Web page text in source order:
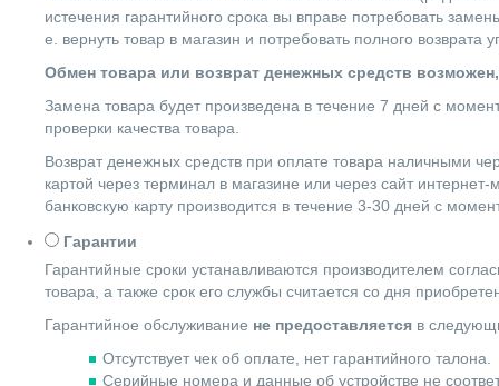
истечения гарантийного срока вы вправе потребовать
е. вернуть товар в магазин и потребовать полного
Обмен товара или возврат денежных средств
Замена товара будет произведена в течение 7 дней с
проверки качества товара.
Возврат денежных средств при оплате товара наличными
картой через терминал в магазине или через сайт
банковскую карту производится в течение 3-30 дней с
Гарантии
Гарантийные сроки устанавливаются производителем
товара, а также срок его службы считается со дня
Гарантийное обслуживание не предоставляется в
Отсутствует чек об оплате, нет гарантийного талона.
Серийные номера и данные об устройстве не